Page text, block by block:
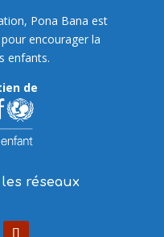
Pona Bana est
encourager la
enfants.
de
réseaux